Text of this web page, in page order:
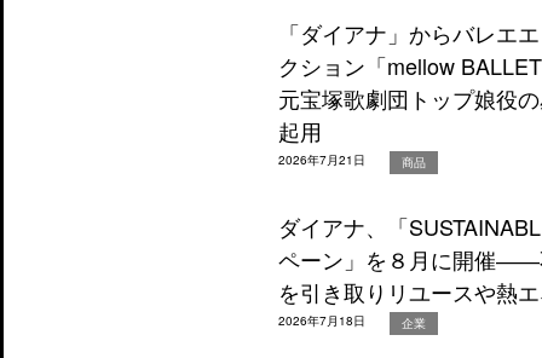
「ダイアナ」からバレエ
クション「mellow
元宝塚歌劇団トップ娘役
起用
2026年7月21日 商品
ダイアナ、「
ペーン」を８月に開催――
を引き取りリユースや熱
2026年7月18日 企業